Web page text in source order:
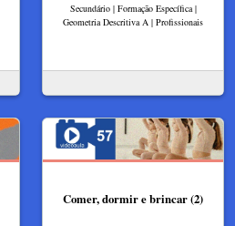
Secundário | Formação Específica |
Geometria Descritiva A | Profissionais
Comer, dormir e brincar (2)